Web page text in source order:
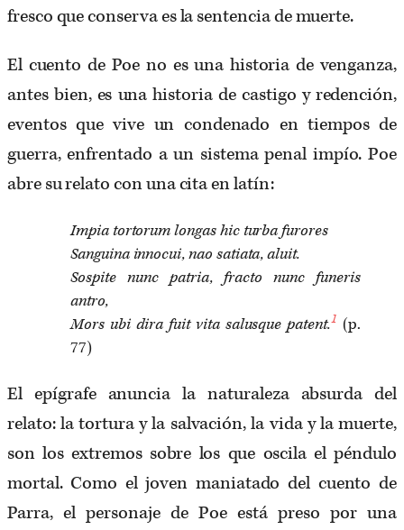
fresco que conserva es la sentencia de muerte.
El cuento de Poe no es una historia de venganza,
antes bien, es una historia de castigo y redención,
eventos que vive un condenado en tiempos de
guerra, enfrentado a un sistema penal impío. Poe
abre su relato con una cita en latín:
Impia tortorum longas hic turba furores
Sanguina innocui, nao satiata, aluit.
Sospite nunc patria, fracto nunc funeris
antro,
Mors ubi dira fuit vita salusque patent.1 (p.
77)
El epígrafe anuncia la naturaleza absurda del
relato: la tortura y la salvación, la vida y la muerte,
son los extremos sobre los que oscila el péndulo
mortal. Como el joven maniatado del cuento de
Parra, el personaje de Poe está preso por una